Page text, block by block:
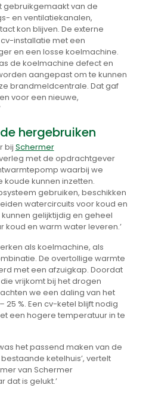
gebruikgemaakt van de
en ventilatiekanalen,
kon blijven. De externe
installatie met een
en een losse koelmachine.
de koelmachine defect en
aangepast om te kunnen
brandmeldcentrale. Dat gaf
voor een nieuwe,
hergebruiken
bij Schermer
met de opdrachtgever
waarbij we
kunnen inzetten.
gebruiken, beschikken
watercircuits voor koud en
gelijktijdig en geheel
koud en warm water leveren.’
als koelmachine, als
De overtollige warmte
met een afzuigkap. Doordat
vrijkomt bij het drogen
we een daling van het
25 %. Een cv-ketel blijft nodig
een hogere temperatuur in te
het passend maken van de
ketelhuis’, vertelt
van Schermer
dat is gelukt.’